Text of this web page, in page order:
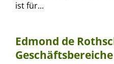
ist für...
Edmond de